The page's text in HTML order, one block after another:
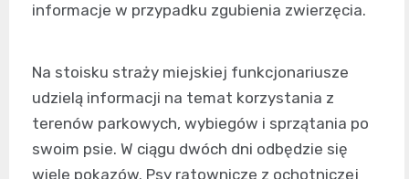
informacje w przypadku zgubienia zwierzęcia.
Na stoisku straży miejskiej funkcjonariusze
udzielą informacji na temat korzystania z
terenów parkowych, wybiegów i sprzątania po
swoim psie. W ciągu dwóch dni odbędzie się
wiele pokazów. Psy ratownicze z ochotniczej